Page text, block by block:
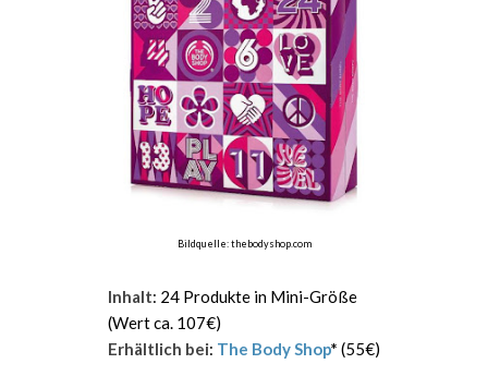
Bildquelle: thebodyshop.com
Inhalt: 24 Produkte in Mini-Größe
(Wert ca. 107€)
Erhältlich bei: The Body Shop* (55€)